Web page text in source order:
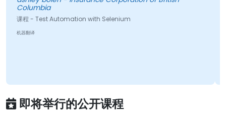
Columbia
课程 - Test Automation with Selenium
机器翻译
即将举行的公开课程